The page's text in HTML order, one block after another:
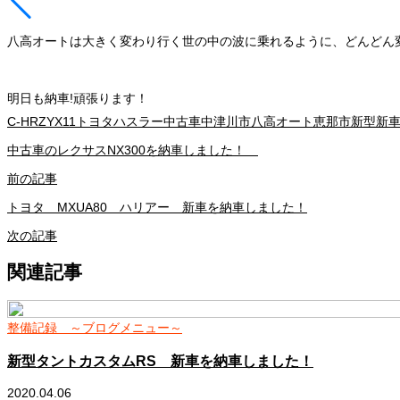
八高オートは大きく変わり行く世の中の波に乗れるように、どんどん
明日も納車!頑張ります！
C-HRZYX11 トヨタハスラー中古車中津川市八高オート恵那市新型新車
中古車のレクサスNX300を納車しました！
前の記事
トヨタ MXUA80 ハリアー 新車を納車しました！
次の記事
関連記事
整備記録 ～ブログメニュー～
新型タントカスタムRS 新車を納車しました！
2020.04.06